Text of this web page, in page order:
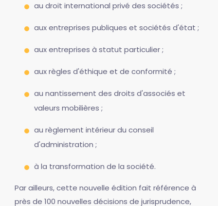
au droit international privé des sociétés ;
aux entreprises publiques et sociétés d'état ;
aux entreprises à statut particulier ;
aux règles d'éthique et de conformité ;
au nantissement des droits d'associés et
valeurs mobilières ;
au règlement intérieur du conseil
d'administration ;
à la transformation de la société.
Par ailleurs, cette nouvelle édition fait référence à
près de 100 nouvelles décisions de jurisprudence,